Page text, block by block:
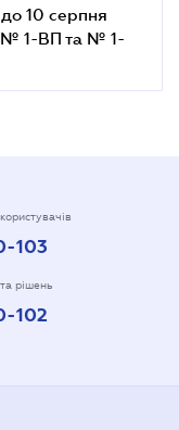
10 серпня
№ 1-ВП та № 1-
103
рішень
102